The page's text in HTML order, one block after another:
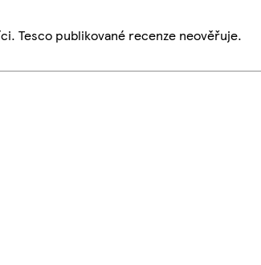
Tesco publikované recenze neověřuje.